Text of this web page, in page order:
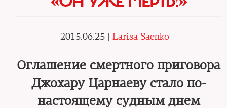
2015.06.25 | Larisa Saenko
Оглашение смертного приговора
Джохару Царнаеву стало по-
настоящему судным днем